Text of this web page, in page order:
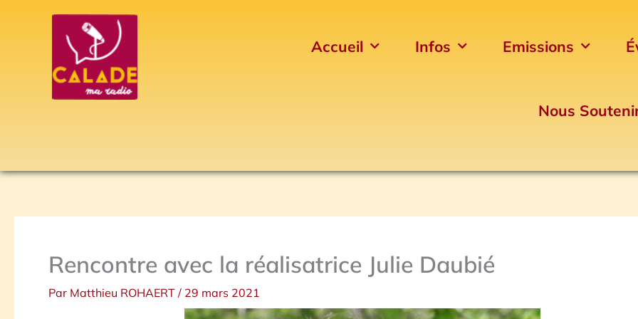
Accueil Infos Emissions
Nous
Rencontre avec la réalisatrice Julie Daubié
Par Matthieu ROHAERT / 29 mars 2021